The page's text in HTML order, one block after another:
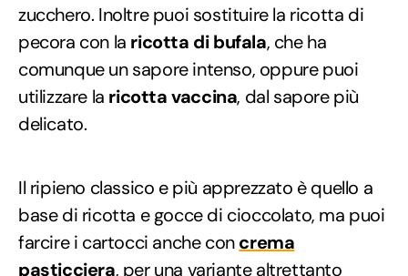
zucchero. Inoltre puoi sostituire la ricotta di
pecora con la ricotta di bufala, che ha
comunque un sapore intenso, oppure puoi
utilizzare la ricotta vaccina, dal sapore più
delicato.
Il ripieno classico e più apprezzato è quello a
base di ricotta e gocce di cioccolato, ma puoi
farcire i cartocci anche concrema
pasticciera, per una variante altrettanto